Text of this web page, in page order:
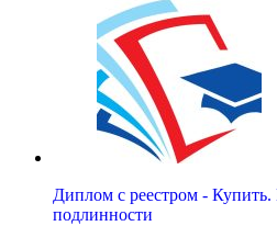
Диплом с реестром - Купить.
подлинности